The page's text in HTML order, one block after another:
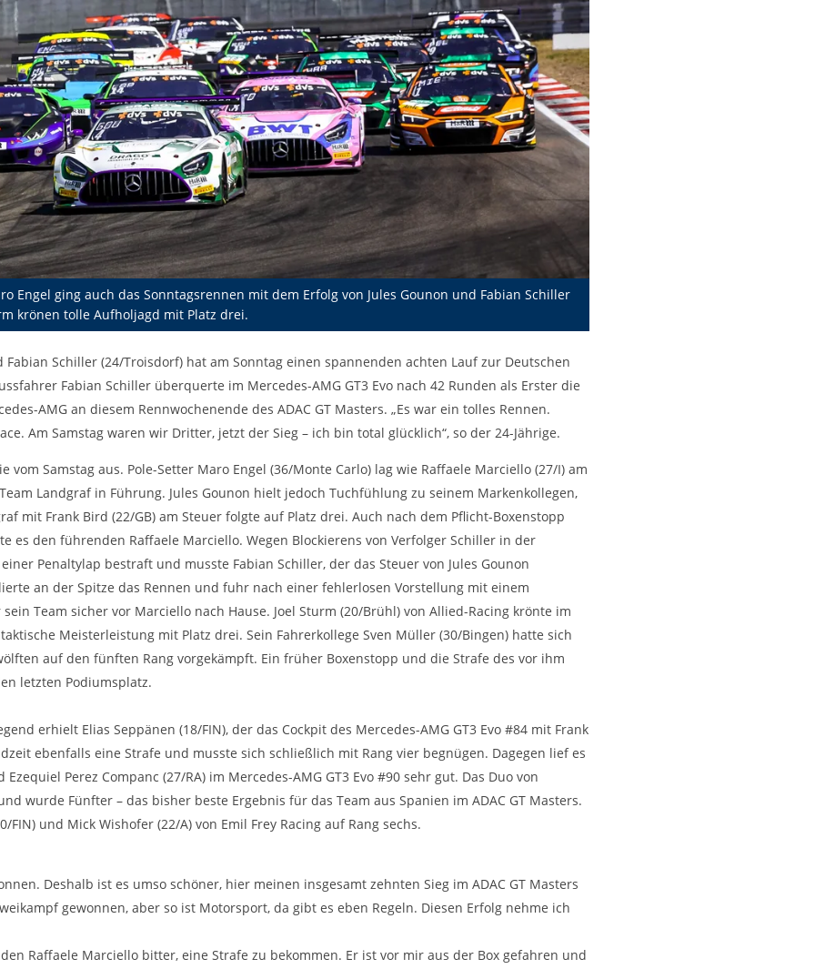
Engel ging auch das Sonntagsrennen mit dem Erfolg von Jules Gounon und Fabian Schiller
krönen tolle Aufholjagd mit Platz drei.
Fabian Schiller (24/Troisdorf) hat am Sonntag einen spannenden achten Lauf zur Deutschen
Fabian Schiller überquerte im Mercedes-AMG GT3 Evo nach 42 Runden als Erster die
AMG an diesem Rennwochenende des ADAC GT Masters. „Es war ein tolles Rennen.
Am Samstag waren wir Dritter, jetzt der Sieg – ich bin total glücklich“, so der 24-Jährige.
Samstag aus. Pole-Setter Maro Engel (36/Monte Carlo) lag wie Raffaele Marciello (27/I) am
Landgraf in Führung. Jules Gounon hielt jedoch Tuchfühlung zu seinem Markenkollegen,
mit Frank Bird (22/GB) am Steuer folgte auf Platz drei. Auch nach dem Pflicht-Boxenstopp
es den führenden Raffaele Marciello. Wegen Blockierens von Verfolger Schiller in der
Penaltylap bestraft und musste Fabian Schiller, der das Steuer von Jules Gounon
an der Spitze das Rennen und fuhr nach einer fehlerlosen Vorstellung mit einem
Team sicher vor Marciello nach Hause. Joel Sturm (20/Brühl) von Allied-Racing krönte im
Meisterleistung mit Platz drei. Sein Fahrerkollege Sven Müller (30/Bingen) hatte sich
auf den fünften Rang vorgekämpft. Ein früher Boxenstopp und die Strafe des vor ihm
letzten Podiumsplatz.
erhielt Elias Seppänen (18/FIN), der das Cockpit des Mercedes-AMG GT3 Evo #84 mit Frank
ebenfalls eine Strafe und musste sich schließlich mit Rang vier begnügen. Dagegen lief es
Perez Companc (27/RA) im Mercedes-AMG GT3 Evo #90 sehr gut. Das Duo von
wurde Fünfter – das bisher beste Ergebnis für das Team aus Spanien im ADAC GT Masters.
und Mick Wishofer (22/A) von Emil Frey Racing auf Rang sechs.
Deshalb ist es umso schöner, hier meinen insgesamt zehnten Sieg im ADAC GT Masters
gewonnen, aber so ist Motorsport, da gibt es eben Regeln. Diesen Erfolg nehme ich
Raffaele Marciello bitter, eine Strafe zu bekommen. Er ist vor mir aus der Box gefahren und